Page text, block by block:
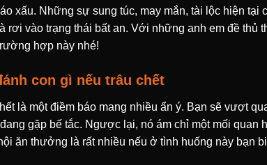
xấu. Những sự sung túc, may mắn, tài lộc hiện tại
rơi vào trạng thái bất an. Với những anh em đề thủ
hợp này nhé!
con gì nếu trâu chết
là một điềm báo mang nhiều ẩn ý. Bạn sẽ vượt
gặp bế tắc. Ngược lại, nó ám chỉ một mối quan
ăn thưởng là rất nhiều nếu ở tình huống này bạn